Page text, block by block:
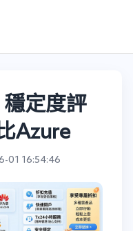
定度評
Azure
01 16:54:46